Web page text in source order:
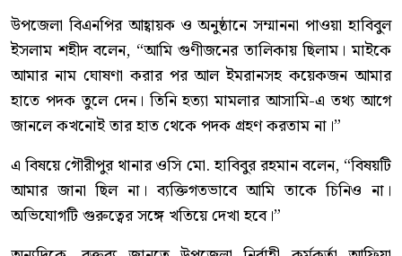
উপজেলা বিএনপির আহ্বায়ক ও অনুষ্ঠানে সম্মাননা পাওয়া হাবিবুল
ইসলাম শহীদ বলেন, “আমি গুণীজনের তালিকায় ছিলাম। মাইকে
আমার নাম ঘোষণা করার পর আল ইমরানসহ কয়েকজন আমার
হাতে পদক তুলে দেন। তিনি হত্যা মামলার আসামি-এ তথ্য আগে
জানলে কখনোই তার হাত থেকে পদক গ্রহণ করতাম না।”
এ বিষয়ে গৌরীপুর থানার ওসি মো. হাবিবুর রহমান বলেন, “বিষয়টি
আমার জানা ছিল না। ব্যক্তিগতভাবে আমি তাকে চিনিও না।
অভিযোগটি গুরুত্বের সঙ্গে খতিয়ে দেখা হবে।”